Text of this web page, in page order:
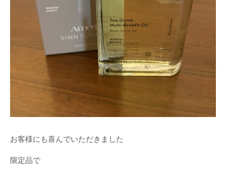
お客様にも喜んでいただきました
限定品で